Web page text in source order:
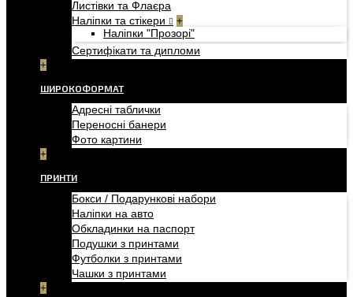
Листівки та Флаєра
Наліпки та стікери
+
Наліпки "Прозорі"
Сертифікати та дипломи
+
ШИРОКОФОРМАТ
Адресні таблички
Переносні банери
Фото картини
+
ПРИНТИ
Бокси / Подарункові набори
Наліпки на авто
Обкладинки на паспорт
Подушки з принтами
Футболки з принтами
Чашки з принтами
+